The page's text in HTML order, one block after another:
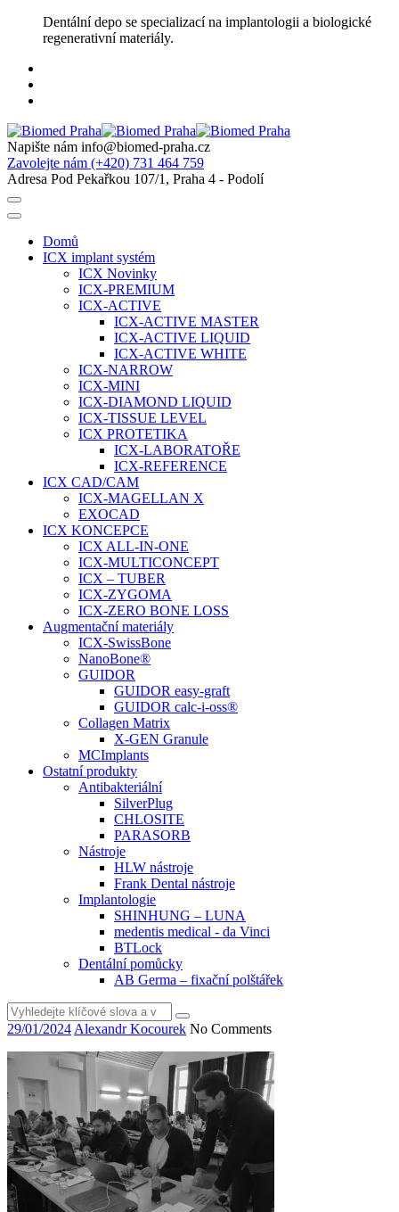
Dentální depo se specializací na implantologii a biologické
regenerativní materiály.
Napište nám info@biomed-praha.cz
Zavolejte nám (+420) 731 464 759
Adresa Pod Pekařkou 107/1, Praha 4 - Podolí
Domů
ICX implant systém
ICX Novinky
ICX-PREMIUM
ICX-ACTIVE
ICX-ACTIVE MASTER
ICX-ACTIVE LIQUID
ICX-ACTIVE WHITE
ICX-NARROW
ICX-MINI
ICX-DIAMOND LIQUID
ICX-TISSUE LEVEL
ICX PROTETIKA
ICX-LABORATOŘE
ICX-REFERENCE
ICX CAD/CAM
ICX-MAGELLAN X
EXOCAD
ICX KONCEPCE
ICX ALL-IN-ONE
ICX-MULTICONCEPT
ICX – TUBER
ICX-ZYGOMA
ICX-ZERO BONE LOSS
Augmentační materiály
ICX-SwissBone
NanoBone®
GUIDOR
GUIDOR easy-graft
GUIDOR calc-i-oss®
Collagen Matrix
X-GEN Granule
MCImplants
Ostatní produkty
Antibakteriální
SilverPlug
CHLOSITE
PARASORB
Nástroje
HLW nástroje
Frank Dental nástroje
Implantologie
SHINHUNG – LUNA
medentis medical - da Vinci
BTLock
Dentální pomůcky
AB Germa – fixační polštářek
Vyhledat
29/01/2024 Alexandr Kocourek No Comments